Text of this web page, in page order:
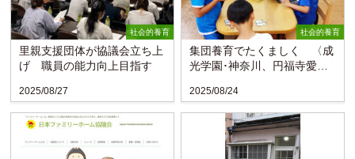
社会的養育
里親支援団体が協議会立ち上
げ 職員の能力向上目指す
2025/08/27
社会的養育
集団養育でたくましく 〈成
光学園･神奈川、円福寺愛育
2025/08/24